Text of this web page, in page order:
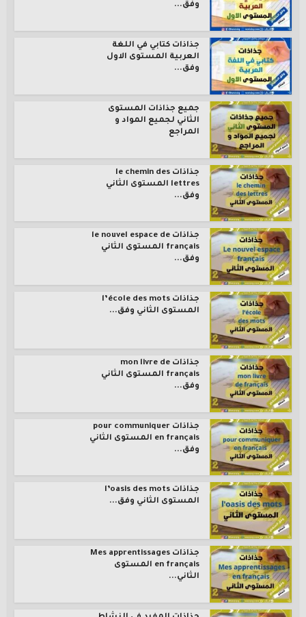
وفق...
جذاذات كتابي في اللغة
العربية المستوى الاول
وفق...
جميع جذاذات المستوى
الثاني لجميع المواد و
المراجع
جذاذات le chemin des
lettres المستوى الثاني
وفق...
جذاذات le nouvel espace de
français المستوى الثاني
وفق...
جذاذات l’école des mots
المستوى الثاني وفق...
جذاذات mon livre de
français المستوى الثاني
وفق...
جذاذات pour communiquer
en français المستوى الثاني
وفق...
جذاذات l’oasis des mots
المستوى الثاني وفق...
جذاذات Mes apprentissages
en français المستوى
الثاني...